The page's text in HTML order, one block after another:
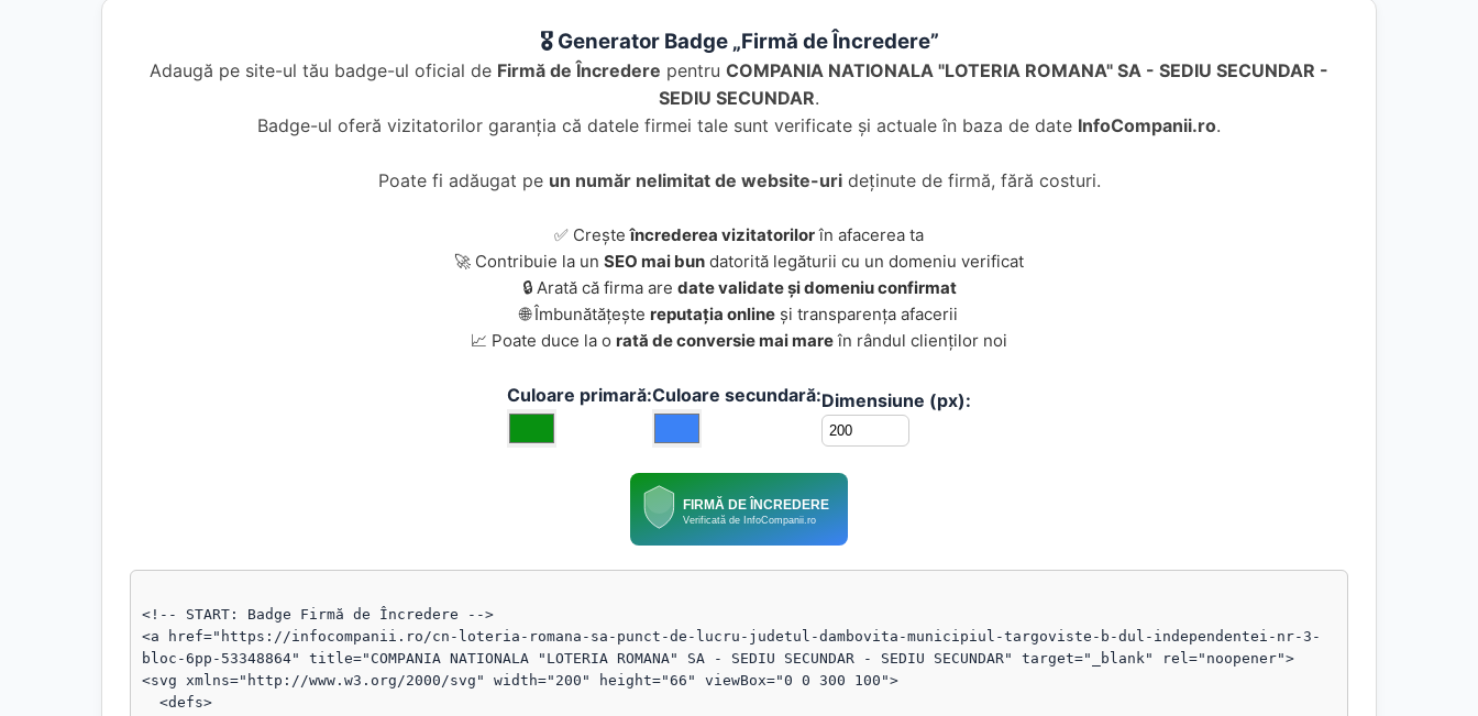
🎖️ Generator Badge „Firmă de Încredere”
Adaugă pe site-ul tău badge-ul oficial de Firmă de Încredere pentru COMPANIA NATIONALA "LOTERIA ROMANA" SA - SEDIU SECUNDAR -
SEDIU SECUNDAR.
Badge-ul oferă vizitatorilor garanția că datele firmei tale sunt verificate și actuale în baza de date InfoCompanii.ro.
Poate fi adăugat pe un număr nelimitat de website-urideținute de firmă, fără costuri.
✅ Creșteîncrederea vizitatorilorîn afacerea ta
🚀 Contribuie la un SEO mai bun datorită legăturii cu un domeniu verificat
🔒 Arată că firma are date validate și domeniu confirmat
🌐 Îmbunătățește reputația online și transparența afacerii
📈 Poate duce la o rată de conversie mai mareîn rândul clienților noi
Culoare primară:Culoare secundară:Dimensiune (px):
FIRMĂ DE ÎNCREDERE
Verificată de InfoCompanii.ro
<!-- START: Badge Firmă de Încredere -->
<a href="https://infocompanii.ro/cn-loteria-romana-sa-punct-de-lucru-judetul-dambovita-municipiul-targoviste-b-dul-independentei-nr-3-
bloc-6pp-53348864" title="COMPANIA NATIONALA "LOTERIA ROMANA" SA - SEDIU SECUNDAR - SEDIU SECUNDAR" target="_blank" rel="noopener">
<svg xmlns="http://www.w3.org/2000/svg" width="200" height="66" viewBox="0 0 300 100">